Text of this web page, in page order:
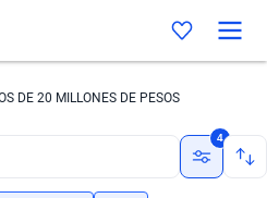
DE 20 MILLONES DE PESOS
4